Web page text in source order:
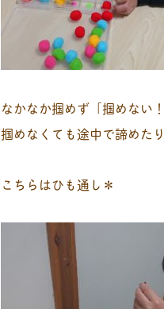
なかなか掴めず「掴めな
掴めなくても途中で諦めた
こちらはひも通し＊